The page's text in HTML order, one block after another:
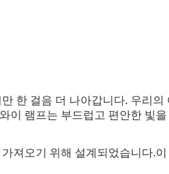
한 걸음 더 나아갑니다. 우리
램프는 부드럽고 편안한 빛
져오기 위해 설계되었습니다.